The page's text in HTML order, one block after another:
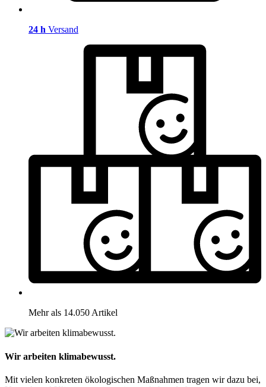
24 h Versand
Mehr als 14.050 Artikel
Wir arbeiten klimabewusst.
Mit vielen konkreten ökologischen Maßnahmen tragen wir dazu bei,